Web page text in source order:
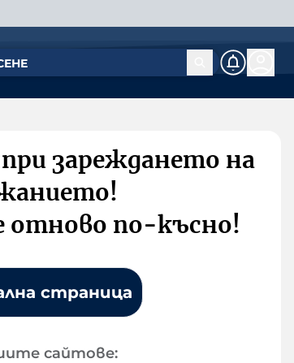
зареждането на
по-късно!
страница
сайтове: